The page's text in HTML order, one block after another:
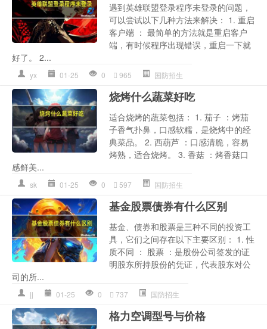
遇到英雄联盟登录程序未登录的问题，
可以尝试以下几种方法来解决： 1. 重启
客户端 ： 最简单的方法就是重启客户
端，有时候程序出现错误，重启一下就
好了。 2...
yx 01-25 0 965 国防招生
烧烤什么蔬菜好吃
适合烧烤的蔬菜包括： 1. 茄子 ：烤茄
子香气扑鼻，口感软糯，是烧烤中的经
典菜品。 2. 西葫芦 ：口感清脆，容易
烤熟，适合烧烤。 3. 香菇 ：烤香菇口
感鲜美...
sk 01-25 0 597 国防招生
基金股票债券有什么区别
基金、债券和股票是三种不同的投资工
具，它们之间存在以下主要区别： 1. 性
质不同 ： 股票 ：是股份公司签发的证
明股东所持股份的凭证，代表股东对公
司的所...
jj 01-25 0 737 国防招生
格力空调型号与价格